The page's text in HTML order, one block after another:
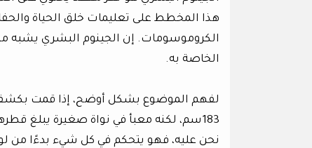
هذا المخطط على تعليمات خلق الحياة
الخاصة به.
لفهم الموضوع بشكل أوضح، إذا قمت
نحن عليه، فهو يتحكم في كل شيء بدءًا من